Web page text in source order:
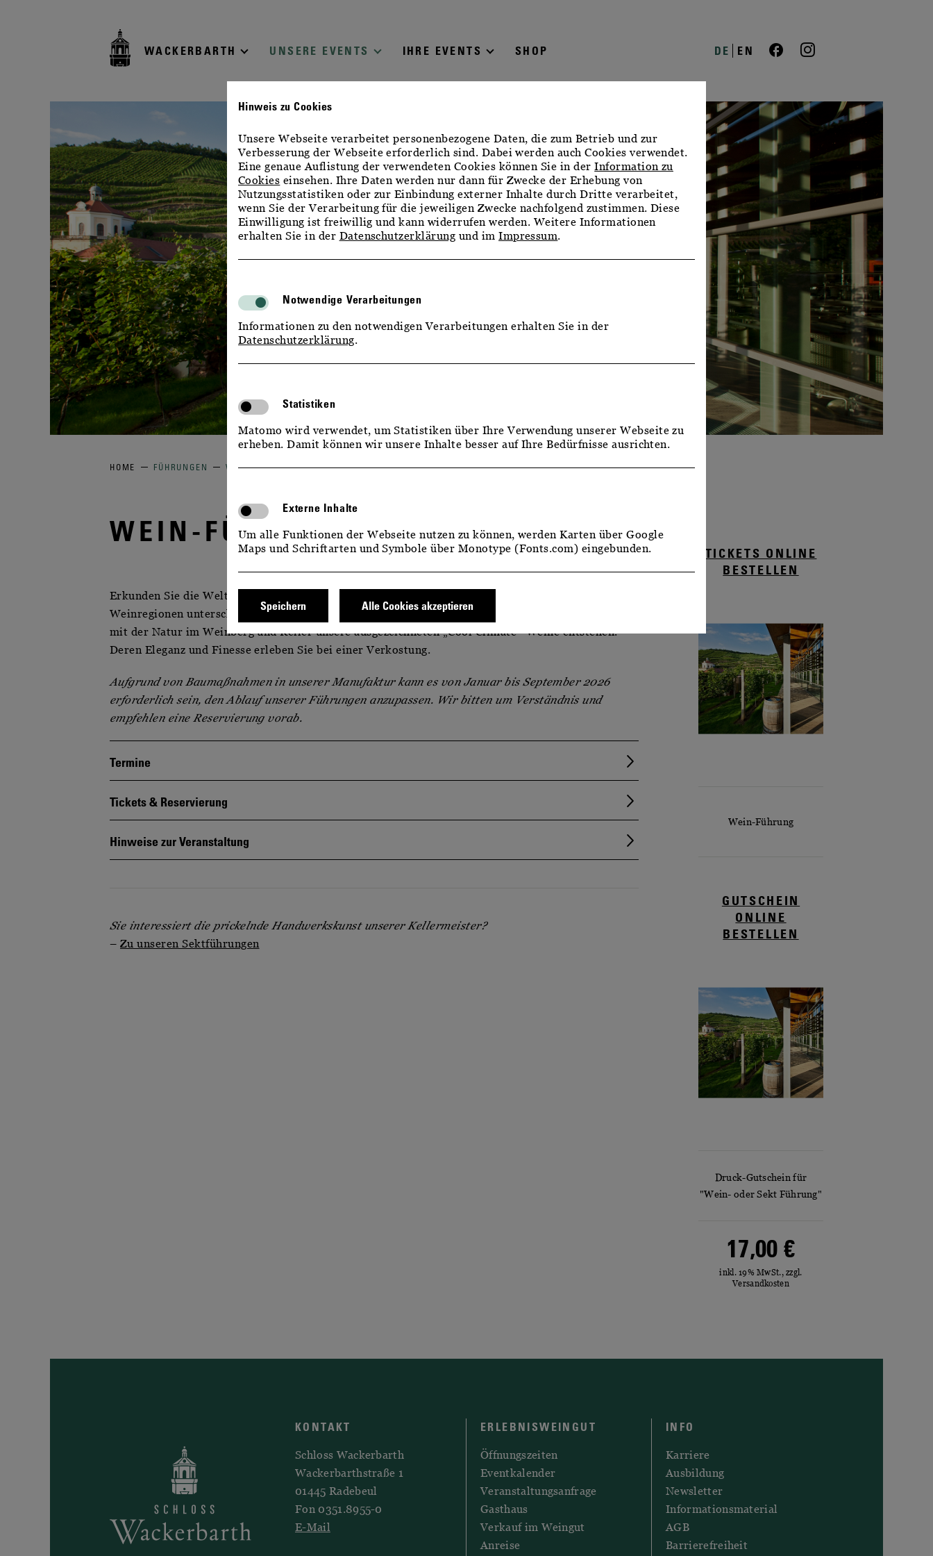
WACKERBARTH UNSERE EVENTS IHRE EVENTS SHOP DE EN
HOME FÜHRUNGEN WEIN-FÜHRUNG
WEIN-FÜHRUNG
Erkunden Sie die Welt des sächsischen Weins und entdecken Sie, was Sachsen von anderen
Weinregionen unterscheidet. Schauen Sie uns über die Schulter und erleben Sie, wie im Einklang
mit der Natur im Weinberg und Keller unsere ausgezeichneten „Cool Climate“-Weine entstehen.
Deren Eleganz und Finesse erleben Sie bei einer Verkostung.
Aufgrund von Baumaßnahmen in unserer Manufaktur kann es von Januar bis September 2026
erforderlich sein, den Ablauf unserer Führungen anzupassen. Wir bitten um Verständnis und
empfehlen eine Reservierung vorab.
Termine
Tickets & Reservierung
Hinweise zur Veranstaltung
Sie interessiert die prickelnde Handwerkskunst unserer Kellermeister?
– Zu unseren Sektführungen
TICKETS ONLINE
BESTELLEN
Wein-Führung
GUTSCHEIN
ONLINE
BESTELLEN
Druck-Gutschein für
"Wein- oder Sekt Führung"
17,00 €
inkl. 19% MwSt., zzgl.
Versandkosten
KONTAKT
Schloss Wackerbarth
Wackerbarthstraße 1
01445 Radebeul
Fon 0351.8955-0
E-Mail
ERLEBNISWEINGUT
Öffnungszeiten
Eventkalender
Veranstaltungsanfrage
Gasthaus
Verkauf im Weingut
Anreise
INFO
Karriere
Ausbildung
Newsletter
Informationsmaterial
AGB
Barrierefreiheit
Hinweis zu Cookies
Unsere Webseite verarbeitet personenbezogene Daten, die zum Betrieb und zur
Verbesserung der Webseite erforderlich sind. Dabei werden auch Cookies verwendet.
Eine genaue Auflistung der verwendeten Cookies können Sie in derInformation zu
Cookies einsehen. Ihre Daten werden nur dann für Zwecke der Erhebung von
Nutzungsstatistiken oder zur Einbindung externer Inhalte durch Dritte verarbeitet,
wenn Sie der Verarbeitung für die jeweiligen Zwecke nachfolgend zustimmen. Diese
Einwilligung ist freiwillig und kann widerrufen werden. Weitere Informationen
erhalten Sie in der Datenschutzerklärung und imImpressum.
Notwendige Verarbeitungen
Informationen zu den notwendigen Verarbeitungen erhalten Sie in der
Datenschutzerklärung.
Statistiken
Matomo wird verwendet, um Statistiken über Ihre Verwendung unserer Webseite zu
erheben. Damit können wir unsere Inhalte besser auf Ihre Bedürfnisse ausrichten.
Externe Inhalte
Um alle Funktionen der Webseite nutzen zu können, werden Karten über Google
Maps und Schriftarten und Symbole über Monotype (Fonts.com) eingebunden.
Speichern Alle Cookies akzeptieren